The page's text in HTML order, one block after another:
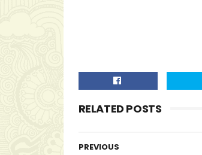
RELATED POSTS
PREVIOUS